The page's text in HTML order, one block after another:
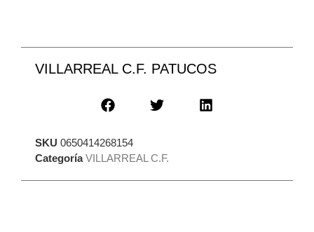
VILLARREAL C.F. PATUCOS
SKU 0650414268154
Categoría VILLARREAL C.F.